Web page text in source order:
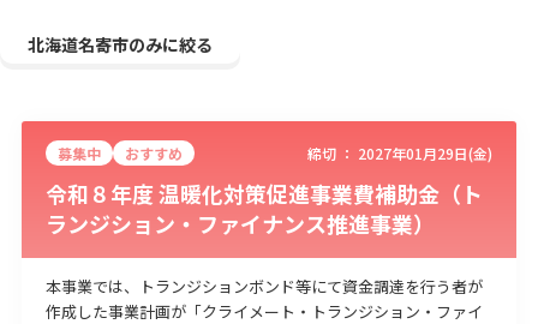
物流・運輸業 製造業 情報通信業 卸売･小売業
建設･不動産業
サービス業 医療･福祉 農業･林業
漁業
宿泊･旅館業
その他
北海道名寄市のみに絞る
募集中 おすすめ 締切 ： 2027年01月29日(金)
令和８年度 温暖化対策促進事業費補助金（ト
ランジション・ファイナンス推進事業）
本事業では、トランジションボンド等にて資金調達を行う者が
作成した事業計画が「クライメート・トランジション・ファイ